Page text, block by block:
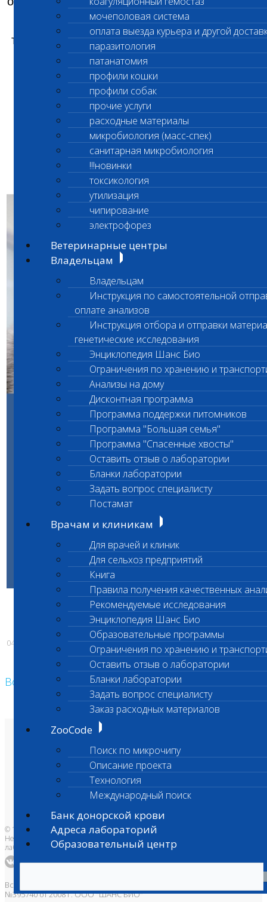
мочеполовая система
оплата выезда курьера и другой
паразитология
патанатомия
профили кошки
профили собак
прочие услуги
расходные материалы
микробиология (масс-спек)
санитарная микробиология
!!!новинки
токсикология
утилизация
чипирование
электрофорез
Ветеринарные центры
Владельцам
Владельцам
Инструкция по самостоятельной
оплате анализов
Инструкция отбора и отправки
генетические исследования
Энциклопедия Шанс Био
Ограничения по хранению и
Анализы на дому
Дисконтная программа
Программа поддержки питомников
Программа "Большая семья"
Программа "Спасенные хвосты"
Оставить отзыв о лаборатории
Бланки лаборатории
Задать вопрос специалисту
Постамат
Врачам и клиникам
Для врачей и клиник
Для сельхоз предприятий
Книга
Правила получения качественных
Рекомендуемые исследования
Энциклопедия Шанс Био
Образовательные программы
Ограничения по хранению и
Оставить отзыв о лаборатории
Бланки лаборатории
Задать вопрос специалисту
Заказ расходных материалов
ZooCode
Поиск по микрочипу
Описание проекта
Технология
Международный поиск
Банк донорской крови
Адреса лабораторий
Образовательный центр
Ветеринарных центрах«Шанс Био»
Нагорная, Владыкино и Первомайская, а
также направить другого члена семьи сдать
анализы влаборатории за вас.
Преимущества электронной карты:
Нет возможности потерять
ü
Всегда с собой в телефоне
ü
Скидки по электронной карте
автоматическипредставятсяприсдаче
анализов
04.01.2021
Возврат к списку
Анализы и цены
Ветеринарные центры
Владельцам
Врачам и клиникам
Бланки лаборатории
Банк донорской крови
Адреса лабораторий
© 1996-2026
Независимая ветеринарная
лаборатория Шанс Био
Все права защищены и охраняются законом. Товарный знак
№395740 от 2008 г. ООО "ШАНС БИО"